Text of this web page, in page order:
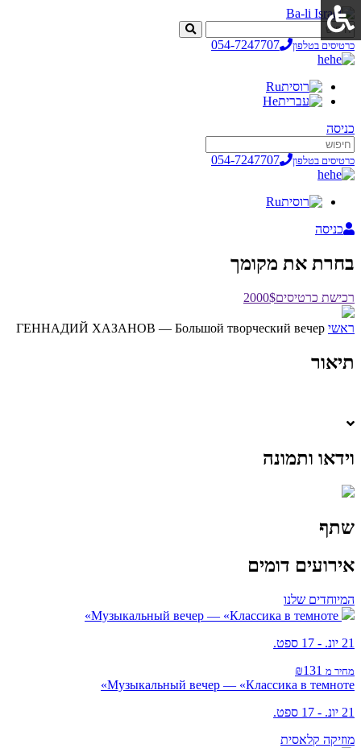
כרטיסים בטלפון
054-7247707
he
Ru
He
כניסה
כרטיסים בטלפון
054-7247707
he
Ru
כניסה
בחרת את מקומך
רכישת כרטיסים2000$
ראשי ГЕННАДИЙ ХАЗАНОВ — Большой творческий вечер
תיאור
וידאו ותמונה
שתף
אירועים דומים
המיוחדים שלנו
Музыкальный вечер — «Классика в темноте»
21 יונ. - 17 ספט.
מחיר מ
Музыкальный вечер — «Классика в темноте»
21 יונ. - 17 ספט.
מוזיקה קלאסית